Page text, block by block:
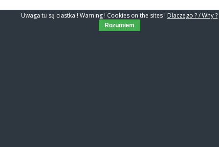
Uwaga tu są ciastka ! Warning ! Cookies on the sites ! Dlaczego ? / Why ?
Rozumiem